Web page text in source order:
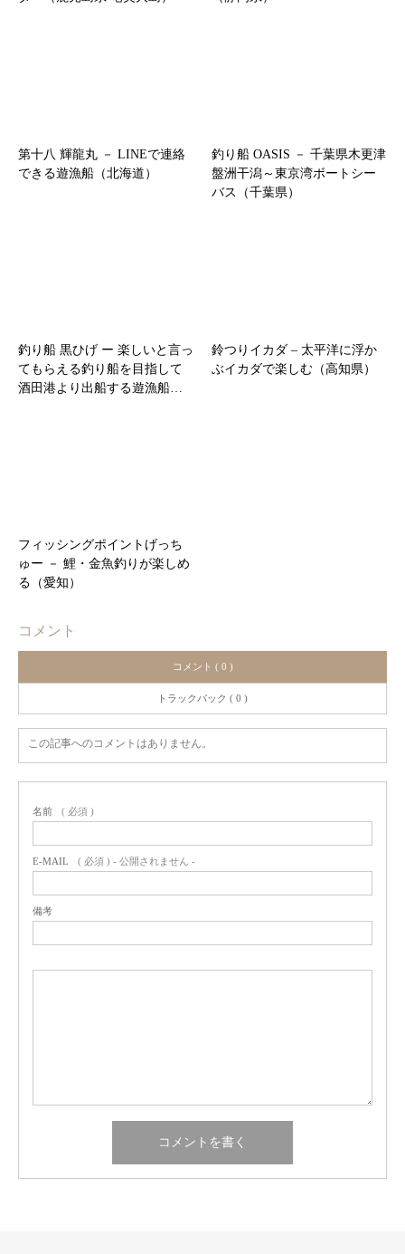
第十八 輝龍丸 － LINEで連絡
できる遊漁船（北海道）
釣り船 OASIS － 千葉県木更津
盤洲干潟～東京湾ボートシー
バス（千葉県）
釣り船 黒ひげ ー 楽しいと言っ
てもらえる釣り船を目指して
酒田港より出船する遊漁船…
鈴つりイカダ – 太平洋に浮か
ぶイカダで楽しむ（高知県）
フィッシングポイントげっち
ゅー － 鯉・金魚釣りが楽しめ
る（愛知）
コメント
コメント ( 0 )
トラックバック ( 0 )
この記事へのコメントはありません。
名前 ( 必須 )
E-MAIL ( 必須 ) - 公開されません -
備考